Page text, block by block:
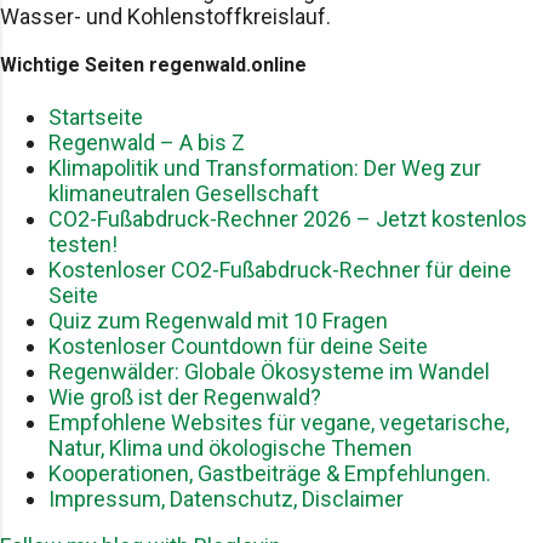
Landnutzung, Gebäude, Abfall). Bewertung dieser
Lösungsansätze. 2. Rangliste: Länder mit dem
höchsten CO₂-Ausstoß 2.1 China – Nr. 1 (≈ 11,9 Mrd t
CO₂/Jahr) 2023: ca. 11,9 Mrd t CO₂ aus fossilem
Brennstoffverbrauch . Anteil an globalen CO₂-
Emissionen: rund 31–35 % ....
Wasser- und Kohlenstoffkreislauf.
Wichtige Seiten regenwald.online
Startseite
Regenwald – A bis Z
Klimapolitik und Transformation: Der Weg zur
klimaneutralen Gesellschaft
CO2-Fußabdruck-Rechner 2026 – Jetzt kostenlos
testen!
Kostenloser CO2-Fußabdruck-Rechner für deine
Seite
Quiz zum Regenwald mit 10 Fragen
Kostenloser Countdown für deine Seite
Regenwälder: Globale Ökosysteme im Wandel
Wie groß ist der Regenwald?
Empfohlene Websites für vegane, vegetarische,
Natur, Klima und ökologische Themen
Kooperationen, Gastbeiträge & Empfehlungen.
Impressum, Datenschutz, Disclaimer